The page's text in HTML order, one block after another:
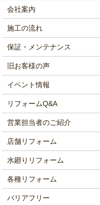
会社案内
施工の流れ
保証・メンテナンス
旧お客様の声
イベント情報
リフォームQ&A
営業担当者のご紹介
店舗リフォーム
水廻りリフォーム
各種リフォーム
バリアフリー